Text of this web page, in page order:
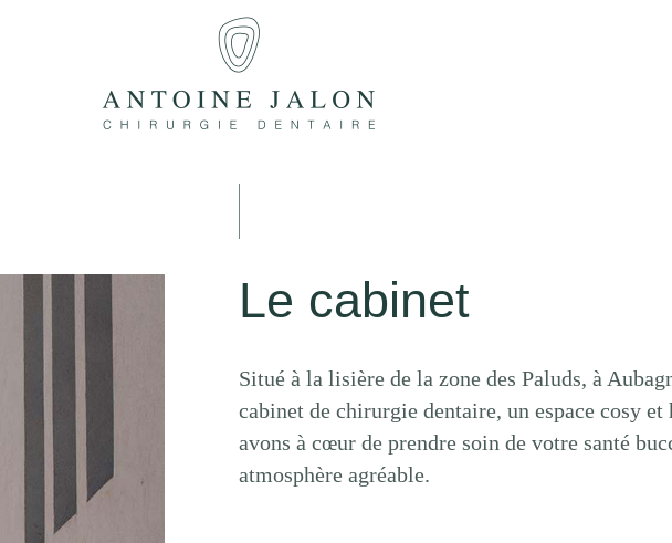
Le cabinet
Situé à la lisière de la zone des Paluds, à
cabinet de chirurgie dentaire, un espace cosy
avons à cœur de prendre soin de votre santé
atmosphère agréable.